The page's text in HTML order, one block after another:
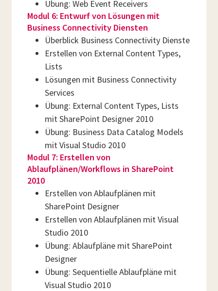
Übung: Web Event Receivers
Modul 6: Entwurf von Lösungen mit
Business Connectivity Diensten
Überblick Business Connectivity Dienste
Erstellen von External Content Types,
Lists
Lösungen mit Business Connectivity
Services
Übung: External Content Types, Lists
mit SharePoint Designer 2010
Übung: Business Data Catalog Models
mit Visual Studio 2010
Modul 7: Erstellen von
Ablaufplänen/Workflows in SharePoint
2010
Erstellen von Ablaufplänen mit
SharePoint Designer
Erstellen von Ablaufplänen mit Visual
Studio 2010
Übung: Ablaufpläne mit SharePoint
Designer
Übung: Sequentielle Ablaufpläne mit
Visual Studio 2010